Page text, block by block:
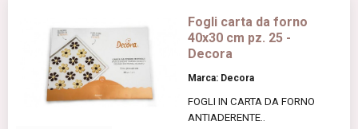
Fogli carta da forno
40x30 cm pz. 25 -
Decora
Marca: Decora
FOGLI IN CARTA DA FORNO
ANTIADERENTE..